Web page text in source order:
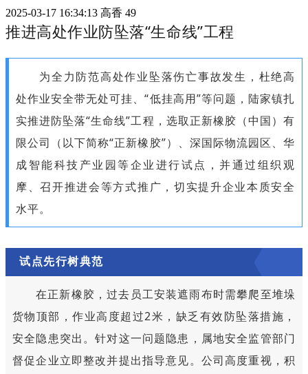
2025-03-17 16:34:13 高香 49
推进高处作业防坠落“生命线”工程
为全力防范高处作业坠落伤亡事故发生，杜绝高
处作业安全带无处可挂、“低挂高用”等问题，陆家镇扎
实推进防坠落“生命线”工程，选取正新橡胶（中国）有
限公司（以下简称“正新橡胶”）、深国际物流园区、华
成智能科技产业园等企业进行试点，并通过组织观
摩、召开推进会等方式推广，切实提升企业本质安全
水平。
试点先行树典范
在正新橡胶，过去员工安装遮雨布时需攀爬至堆垛
货物顶部，作业高度超过2米，缺乏有效防坠落措施，
安全隐患突出。针对这一问题隐患，属地安全监管部门
督促企业立即整改并提出指导意见。公司高度重视，积